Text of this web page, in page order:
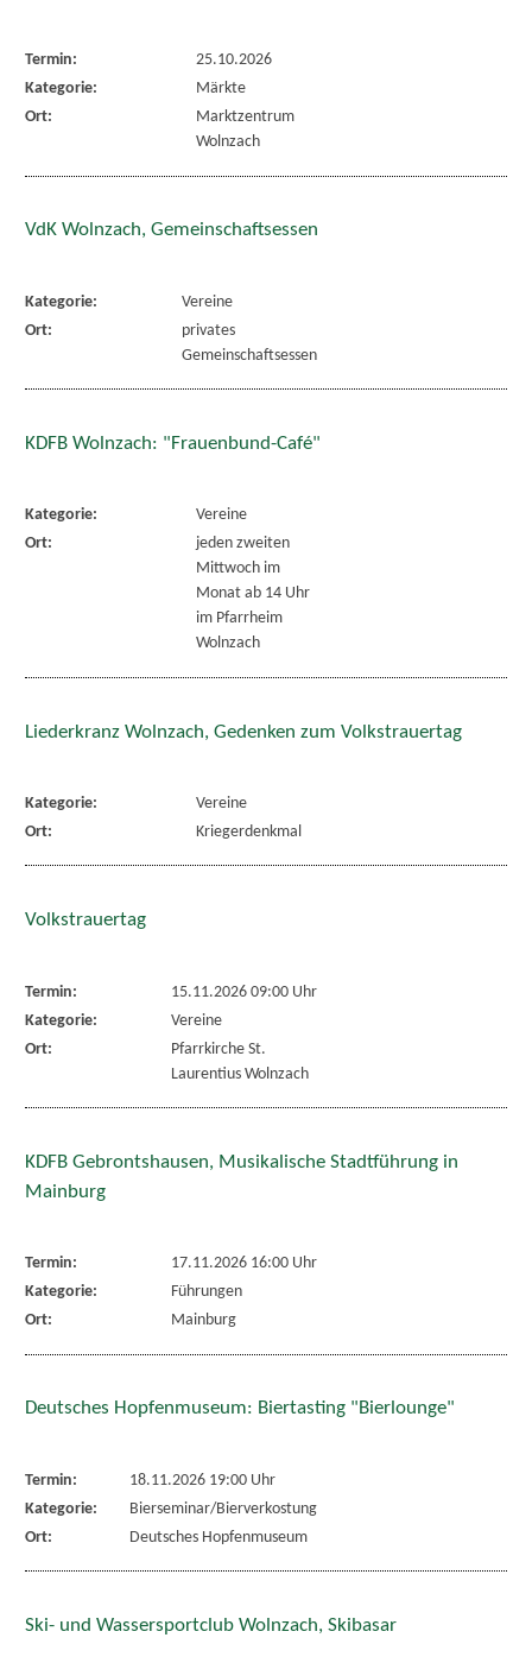
Termin:
25.10.2026
Kategorie:
Märkte
Ort:
Marktzentrum
Wolnzach
VdK Wolnzach, Gemeinschaftsessen
Kategorie:
Vereine
Ort:
privates
Gemeinschaftsessen
KDFB Wolnzach: "Frauenbund-Café"
Kategorie:
Vereine
Ort:
jeden zweiten
Mittwoch im
Monat ab 14 Uhr
im Pfarrheim
Wolnzach
Liederkranz Wolnzach, Gedenken zum Volkstrauertag
Kategorie:
Vereine
Ort:
Kriegerdenkmal
Volkstrauertag
Termin:
15.11.2026 09:00 Uhr
Kategorie:
Vereine
Ort:
Pfarrkirche St.
Laurentius Wolnzach
KDFB Gebrontshausen, Musikalische Stadtführung in
Mainburg
Termin:
17.11.2026 16:00 Uhr
Kategorie:
Führungen
Ort:
Mainburg
Deutsches Hopfenmuseum: Biertasting "Bierlounge"
Termin:
18.11.2026 19:00 Uhr
Kategorie:
Bierseminar/Bierverkostung
Ort:
Deutsches Hopfenmuseum
Ski- und Wassersportclub Wolnzach, Skibasar